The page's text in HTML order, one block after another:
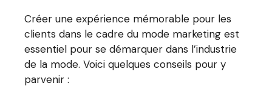
Créer une expérience mémorable pour les
clients dans le cadre du mode marketing est
essentiel pour se démarquer dans l’industrie
de la mode. Voici quelques conseils pour y
parvenir :